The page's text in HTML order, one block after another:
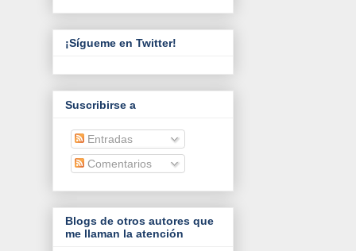
¡Sígueme en Twitter!
Suscribirse a
Entradas
Comentarios
Blogs de otros autores que
me llaman la atención